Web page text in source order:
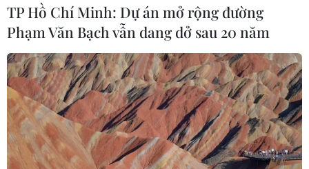
Nhật Bản-Việt Nam tăng hợp tác trong
lĩnh vực đầu tư và du lịch
29/10/2016 13:50
Diễn đàn hợp tác đầu tư và Diễn đàn hợp tác du lịch
TP Hồ Chí Minh: Dự án mở rộng đường
Phạm Văn Bạch vẫn dang dở sau 20 năm